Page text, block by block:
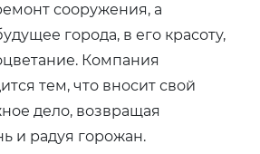
сооружения, а
города, в его красоту,
Компания
тем, что вносит свой
дело, возвращая
и радуя горожан.